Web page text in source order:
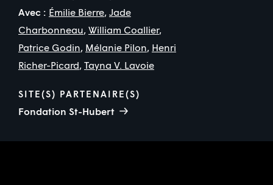
Avec : Émilie Bierre
Jade
Charbonneau William Coallier,
Patrice Godin Mélanie Pilon Henri
Richer-Picard Tayna V. Lavoie
SITE(S) PARTENAIRE(S)
Fondation St-Hubert